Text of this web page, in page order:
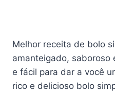
Melhor receita de bolo
amanteigado, saboroso
e fácil para dar a você
rico e delicioso bolo